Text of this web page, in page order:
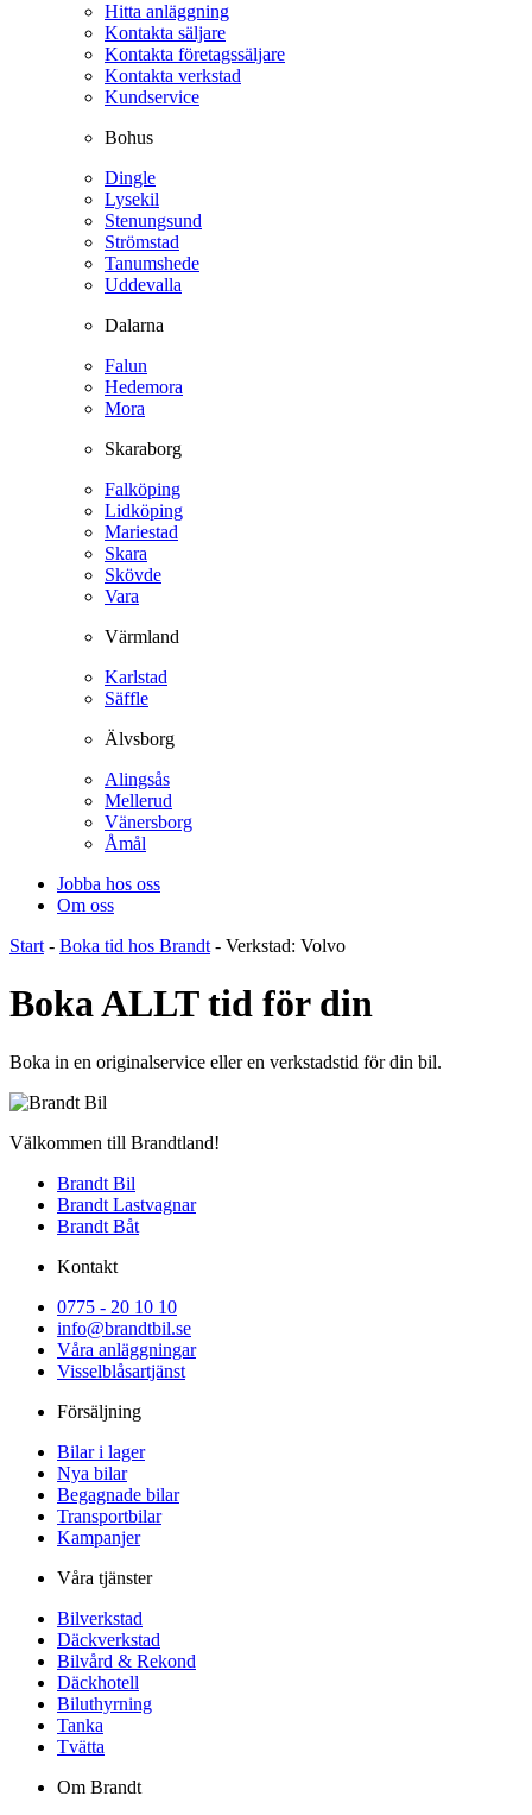
Hitta anläggning
Kontakta säljare
Kontakta företagssäljare
Kontakta verkstad
Kundservice
Bohus
Dingle
Lysekil
Stenungsund
Strömstad
Tanumshede
Uddevalla
Dalarna
Falun
Hedemora
Mora
Skaraborg
Falköping
Lidköping
Mariestad
Skara
Skövde
Vara
Värmland
Karlstad
Säffle
Älvsborg
Alingsås
Mellerud
Vänersborg
Åmål
Jobba hos oss
Om oss
Start - Boka tid hos Brandt - Verkstad: Volvo
Boka ALLT tid för din
Boka in en originalservice eller en verkstadstid för din bil.
Välkommen till Brandtland!
Brandt Bil
Brandt Lastvagnar
Brandt Båt
Kontakt
0775 - 20 10 10
info@brandtbil.se
Våra anläggningar
Visselblåsartjänst
Försäljning
Bilar i lager
Nya bilar
Begagnade bilar
Transportbilar
Kampanjer
Våra tjänster
Bilverkstad
Däckverkstad
Bilvård & Rekond
Däckhotell
Biluthyrning
Tanka
Tvätta
Om Brandt